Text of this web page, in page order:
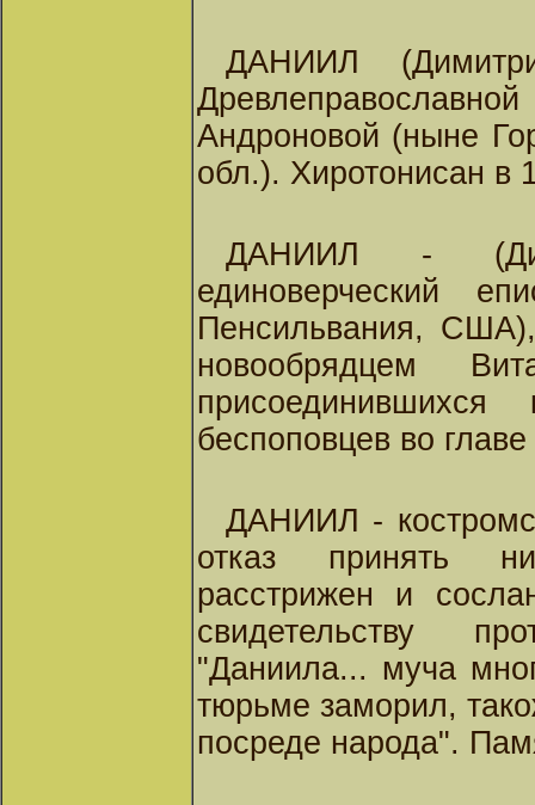
ДАНИИЛ
Андроновой (ныне
обл.). Хиротонисан в
ДАНИИЛ -
единоверческий
Пенсильвания,
новообрядцем
присоединившихся
беспоповцев во
ДАНИИЛ -
отказ принять
расстрижен и
свидетельству
"Даниила... муча
тюрьме заморил,
посреде народа".